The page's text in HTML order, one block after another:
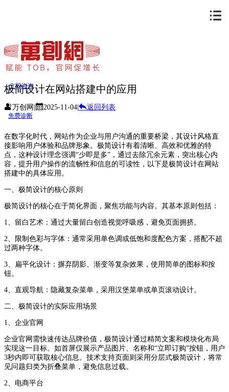
立即咨询
免费诊断
极简设计在网站搭建中的应用
万创网 2025-11-04 返回列表
在数字化时代，网站作为企业与用户沟通的重要桥梁，其设计风格直
接影响用户体验和品牌形象。极简设计有着清晰、高效和优雅的特
点，这种设计理念强调“少即是多”，通过去除冗余元素，突出核心内
容，提升用户操作的流畅性和信息的可读性，以下是极简设计在网站
搭建中的具体应用。
一、极简设计的核心原则
极简设计的核心在于简化界面，聚焦功能与内容。其基本原则包括：
1、留白艺术：通过大量留白创造视觉呼吸感，避免页面拥挤。
2、限制色彩与字体：通常采用单色调或低饱和度配色方案，搭配不超
过两种字体。
3、扁平化设计：摒弃阴影、渐变等复杂效果，使用简单的图标和按
钮。
4、直观导航：隐藏复杂菜单，采用汉堡菜单或单页滚动设计。
二、极简设计的实际应用场景
1、企业官网
企业官网需快速传达品牌价值，极简设计通过精简文案和模块化布局
实现这一目标。如首屏仅展示产品图片、名称和“立即订购”按钮，用户
3秒内即可获取核心信息。技术支持页面则采用分层式极简设计，将常
见问题归类为折叠菜单，避免信息过载。
2、电商平台